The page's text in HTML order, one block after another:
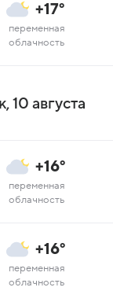
+17°
переменная
облачность
10 августа
+16°
переменная
облачность
+16°
переменная
облачность